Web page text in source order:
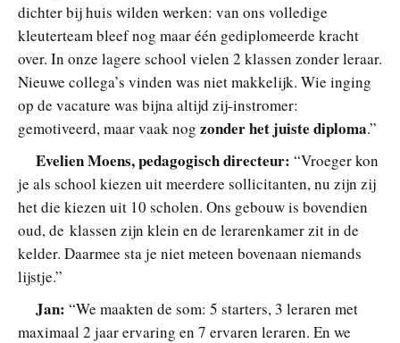
dichter bij huis wilden werken: van ons volledige
kleuterteam bleef nog maar één gediplomeerde kracht
over. In onze lagere school vielen 2 klassen zonder leraar.
Nieuwe collega’s vinden was niet makkelijk. Wie inging
op de vacature was bijna altijd zij-instromer:
gemotiveerd, maar vaak nog zonder het juiste diploma.”
Evelien Moens, pedagogisch directeur: “Vroeger kon
je als school kiezen uit meerdere sollicitanten, nu zijn zij
het die kiezen uit 10 scholen. Ons gebouw is bovendien
oud, de klassen zijn klein en de lerarenkamer zit in de
kelder. Daarmee sta je niet meteen bovenaan niemands
lijstje.”
Jan: “We maakten de som: 5 starters, 3 leraren met
maximaal 2 jaar ervaring en 7 ervaren leraren. En we